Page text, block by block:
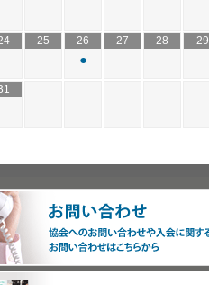
25 26
●
27 28 29